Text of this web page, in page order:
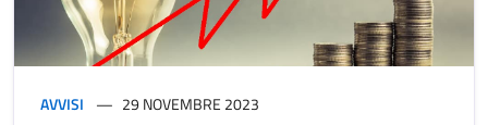
AVVISI 29 NOVEMBRE 2023